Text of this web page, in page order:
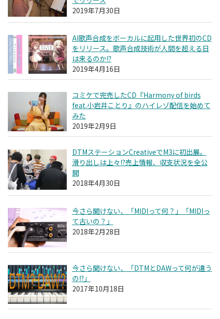
2019年7月30日
AI歌声合成をボーカルに起用した世界初のCD
をリリース。歌声合成技術が人間を超える日
は来るのか!?
2019年4月16日
コミケで完売したCD『Harmony of birds
feat.小岩井ことり』のハイレゾ配信を始めて
みた
2019年2月9日
DTMステーションCreativeでM3に初出展。
滑り出しは上々!?売上情報、収支状況を全公
開
2018年4月30日
今さら聞けない、「MIDIって何？」「MIDIっ
て古いの？」
2018年2月28日
今さら聞けない、「DTMとDAWって何が違う
の!?」
2017年10月18日